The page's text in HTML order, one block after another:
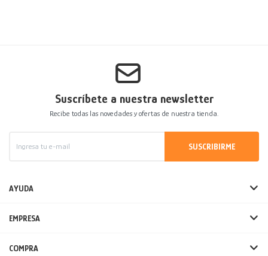
Suscríbete a nuestra newsletter
Recibe todas las novedades y ofertas de nuestra tienda.
SUSCRIBIRME
AYUDA
EMPRESA
COMPRA